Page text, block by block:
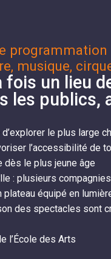
musique,
un lieu
les publics,
le plus large
l’accessibilité de
dès le plus jeune âge
: plusieurs
équipé en
des spectacles sont
l’École des Arts